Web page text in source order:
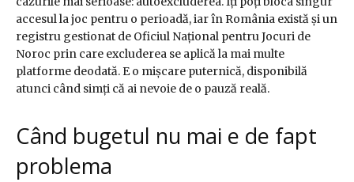
accesul la joc pentru o perioadă, iar în România există și un
registru gestionat de Oficiul Național pentru Jocuri de
Noroc prin care excluderea se aplică la mai multe
platforme deodată. E o mișcare puternică, disponibilă
atunci când simți că ai nevoie de o pauză reală.
Când bugetul nu mai e de fapt
problema